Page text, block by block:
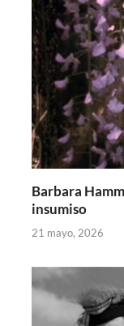
Barbara
insumiso
21 mayo, 2026